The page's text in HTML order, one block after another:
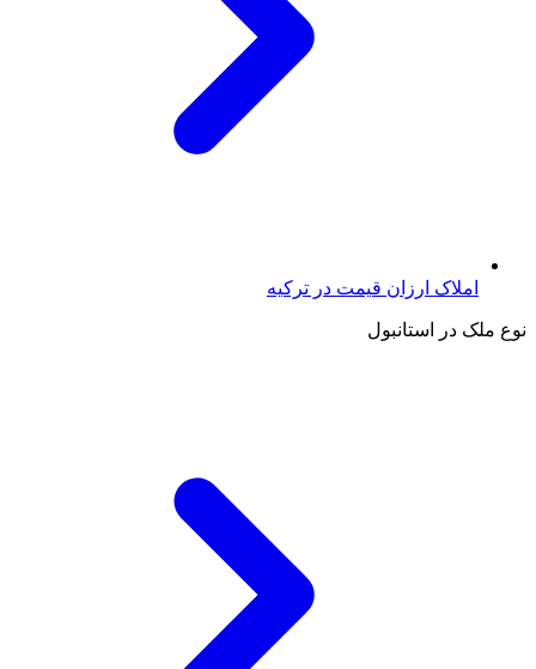
املاک ارزان قیمت در ترکیه
نوع ملک در استانبول